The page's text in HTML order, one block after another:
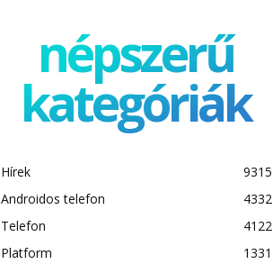
népszerű
kategóriák
Hírek
9315
Androidos telefon
4332
Telefon
4122
Platform
1331